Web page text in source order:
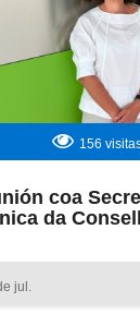
156
coa
da
jul.